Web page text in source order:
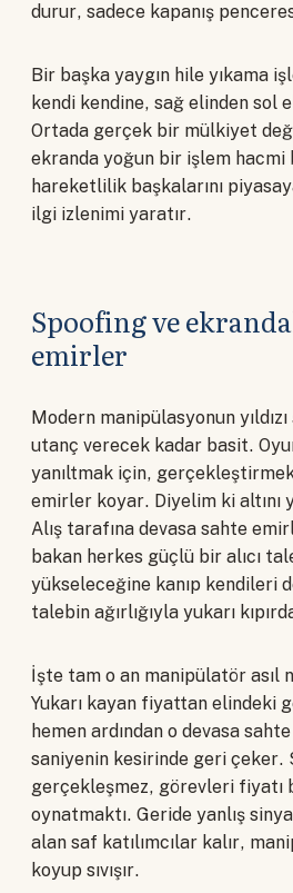
durur, sadece kapanış
Bir başka yaygın hile yıkama
kendi kendine, sağ elinden sol
Ortada gerçek bir mülkiyet
ekranda yoğun bir işlem
hareketlilik başkalarını
ilgi izlenimi yaratır.
Spoofing ve
emirler
Modern manipülasyonun yıldızı
utanç verecek kadar basit.
yanıltmak için,
emirler koyar. Diyelim ki altını
Alış tarafına devasa sahte
bakan herkes güçlü bir alıcı
yükseleceğine kanıp kendileri
talebin ağırlığıyla yukarı
İşte tam o an manipülatör asıl
Yukarı kayan fiyattan elindeki
hemen ardından o devasa
saniyenin kesirinde geri çeker.
gerçekleşmez, görevleri fiyatı
oynatmaktı. Geride yanlış
alan saf katılımcılar kalır,
koyup sıvışır.